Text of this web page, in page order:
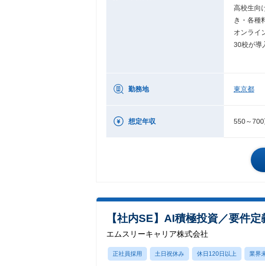
高校生向
き・各種
オンライ
30校が導
勤務地 東京都
想定年収 550～700
【社内SE】AI積極投資／要件
エムスリーキャリア株式会社
正社員採用 土日祝休み 休日120日以上 業界